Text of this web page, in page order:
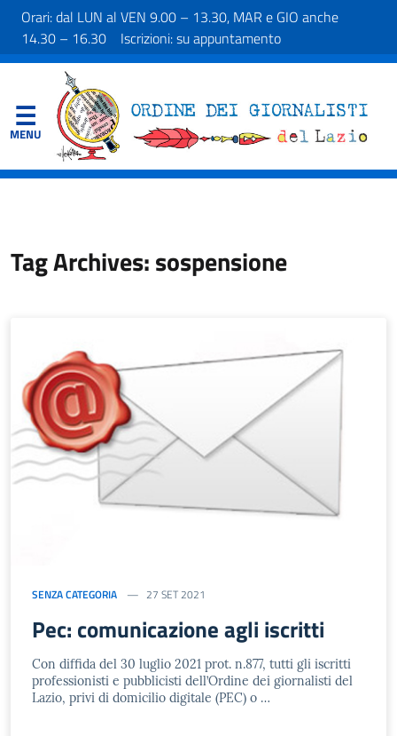
Orari: dal LUN al VEN 9.00 – 13.30, MAR e GIO anche
14.30 – 16.30 Iscrizioni: su appuntamento
Tag Archives: sospensione
SENZA CATEGORIA 27 SET 2021
Pec: comunicazione agli iscritti
Con diffida del 30 luglio 2021 prot. n.877, tutti gli iscritti
professionisti e pubblicisti dell’Ordine dei giornalisti del
Lazio, privi di domicilio digitale (PEC) o …